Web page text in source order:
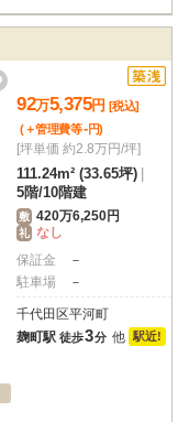
92万5,375円 [税込]
(＋管理費等-円)
[坪単価 約2.8万円/坪]
111.24m² (33.65坪)
5階/10階建
敷 420万6,250円
礼 なし
保証金
－
駐車場
－
千代田区平河町
麹町駅 徒歩3分 他 駅近!